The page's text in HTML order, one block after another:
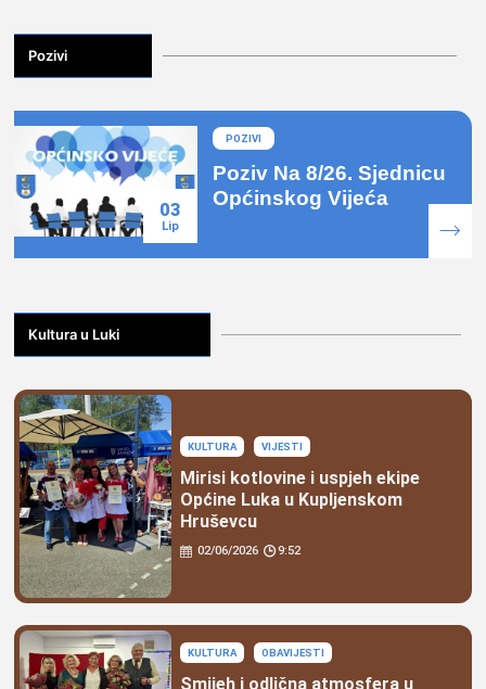
Pozivi
03
Lip
POZIVI
Poziv Na 8/26. Sjednicu
Općinskog Vijeća
Kultura u Luki
KULTURA VIJESTI
Mirisi kotlovine i uspjeh ekipe
Općine Luka u Kupljenskom
Hruševcu
02/06/2026 9:52
KULTURA OBAVIJESTI
Smijeh i odlična atmosfera u